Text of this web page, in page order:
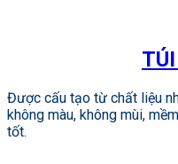
Được cấu tạo từ chất liệu
không màu, không mùi,
tốt.